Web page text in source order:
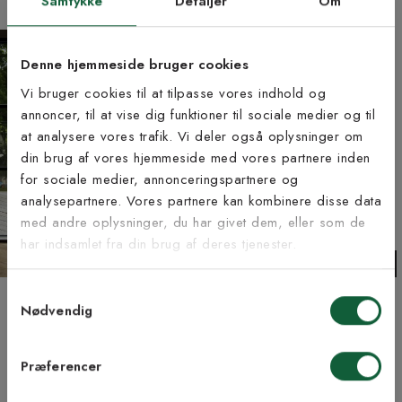
Denne hjemmeside bruger cookies
Vi bruger cookies til at tilpasse vores indhold og
annoncer, til at vise dig funktioner til sociale medier og til
at analysere vores trafik. Vi deler også oplysninger om
din brug af vores hjemmeside med vores partnere inden
for sociale medier, annonceringspartnere og
analysepartnere. Vores partnere kan kombinere disse data
med andre oplysninger, du har givet dem, eller som de
har indsamlet fra din brug af deres tjenester.
Nødvendig
Præferencer
Fra 169 kr
Arktis sølv - entrétæppe
Tilmeld dig vores
nyhedsbrev
Vær blandt de første til at modtage vores tilbud,
tips og nyheder.
Samtykke til Kilands vilkår
modtage nyhedsbreve fra Kilands